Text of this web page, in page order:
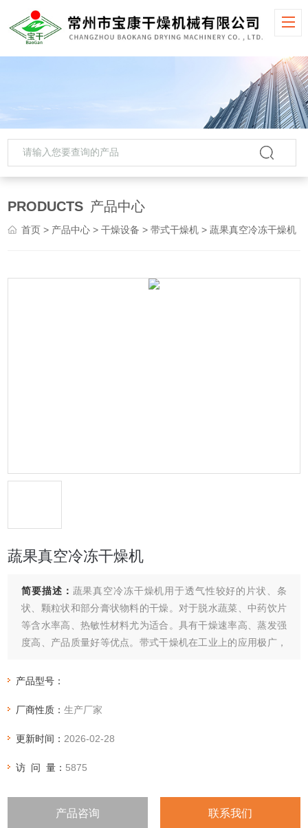
PRODUCTS 产品中心
首页 > 产品中心 >干燥设备 >带式干燥机 > 蔬果真空冷冻干燥机
蔬果真空冷冻干燥机
简要描述： 蔬果真空冷冻干燥机用于透气性较好的片状、条
状、颗粒状和部分膏状物料的干燥。对于脱水蔬菜、中药饮片
等含水率高、热敏性材料尤为适合。具有干燥速率高、蒸发强
度高、产品质量好等优点。带式干燥机在工业上的应用极广，
产品型号：
厂商性质：生产厂家
更新时间： 2026-02-28
访 问 量： 5875
产品咨询 联系我们